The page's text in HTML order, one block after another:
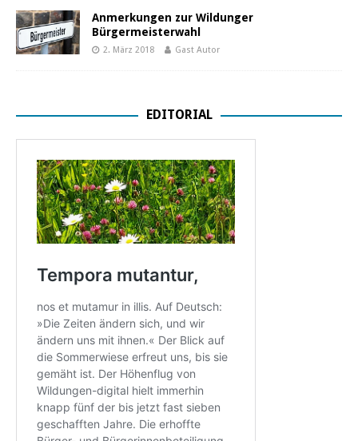
Anmerkungen zur Wildunger
Bürgermeisterwahl
2. März 2018 Gast Autor
EDITORIAL